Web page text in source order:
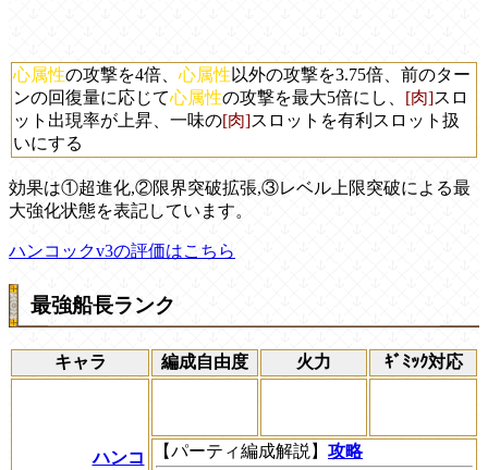
心属性の攻撃を4倍、 心属性 以外の攻撃を3.75倍、前のター
ンの回復量に応じて心属性の攻撃を最大5倍にし、 [肉]スロ
ット出現率が上昇、一味の[肉]スロットを有利スロット扱
いにする
効果は①超進化,②限界突破拡張,③レベル上限突破による最
大強化状態を表記しています。
ハンコックv3の評価はこちら
最強船長ランク
キャラ 編成自由度 火力 ｷﾞﾐｯｸ対応
ハンコ
【パーティ編成解説】 攻略